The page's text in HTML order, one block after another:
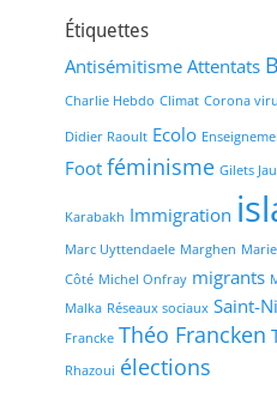
Étiquettes
Antisémitisme Attentats
Charlie Hebdo Climat Corona
Didier Raoult Ecolo
Foot féminisme Gilets
Karabakh Immigration
Marc Uyttendaele Marghen
Côté Michel Onfray migrants
Malka Réseaux sociaux Saint-
Francke Théo Francken
Rhazoui élections